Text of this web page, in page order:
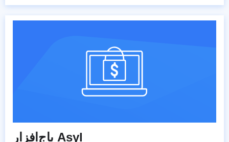
باج‌افزار Asyl